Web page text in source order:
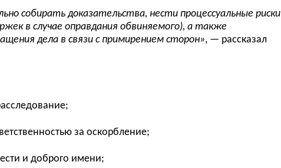
собирать доказательства, нести процессуальные риски
в случае оправдания обвиняемого), а также
дела в связи с примирением сторон», — рассказал
за оскорбление;
и доброго имени;